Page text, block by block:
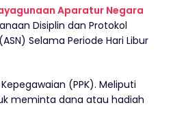
Aparatur Negara
Disiplin dan Protokol
Selama Periode Hari Libur
(PPK). Meliputi
meminta dana atau hadiah